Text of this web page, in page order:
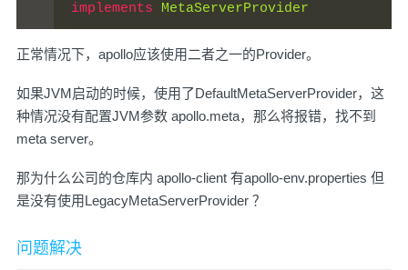
implements
MetaServerProvider
正常情况下，apollo应该使用二者之一的Provider。
如果JVM启动的时候，使用了DefaultMetaServerProvider，这
种情况没有配置JVM参数 apollo.meta，那么将报错，找不到
meta server。
那为什么公司的仓库内 apollo-client 有apollo-env.properties 但
是没有使用LegacyMetaServerProvider ？
问题解决